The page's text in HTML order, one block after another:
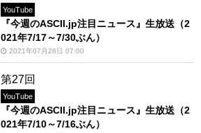
YouTube
『今週のASCII.jp注目ニュース』生放送（2
021年7/17～7/30ぶん）
2021年07月26日 07:00
第27回
YouTube
『今週のASCII.jp注目ニュース』生放送（2
021年7/10～7/16ぶん）